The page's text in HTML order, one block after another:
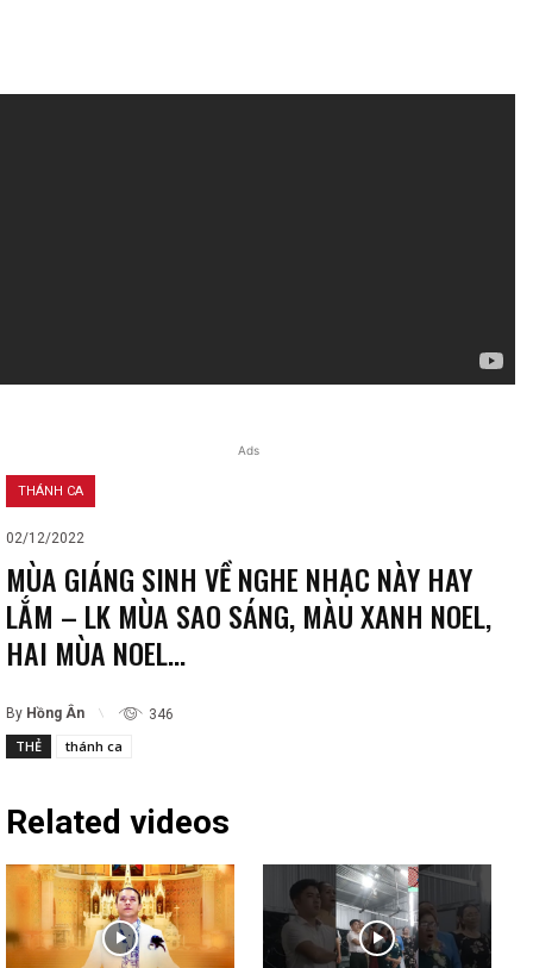
Ads
THÁNH CA
02/12/2022
MÙA GIÁNG SINH VỀ NGHE NHẠC NÀY HAY
LẮM – LK MÙA SAO SÁNG, MÀU XANH NOEL,
HAI MÙA NOEL…
By Hồng Ân 346
THẺ thánh ca
Related videos